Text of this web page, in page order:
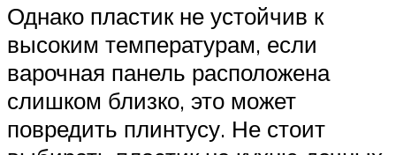
Однако пластик не устойчив к
высоким температурам, если
варочная панель расположена
слишком близко, это может
повредить плинтусу. Не стоит